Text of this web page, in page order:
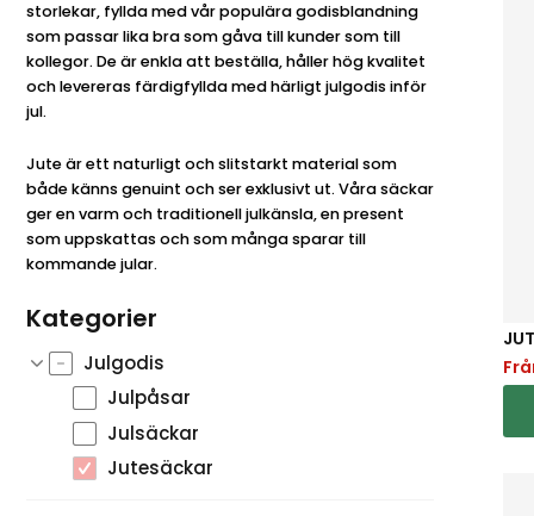
storlekar, fyllda med vår populära godisblandning
som passar lika bra som gåva till kunder som till
kollegor. De är enkla att beställa, håller hög kvalitet
och levereras färdigfyllda med härligt julgodis inför
jul.
Jute är ett naturligt och slitstarkt material som
både känns genuint och ser exklusivt ut. Våra säckar
ger en varm och traditionell julkänsla, en present
som uppskattas och som många sparar till
kommande jular.
Kategorier
Julgodis
Julpåsar
Julsäckar
Jutesäckar